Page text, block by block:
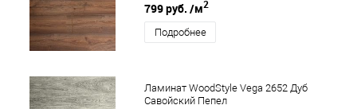
799 руб. /м2
Подробнее
Ламинат WoodStyle Vega 2652 Дуб
Савойский Пепел